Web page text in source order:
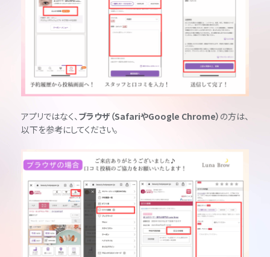
アプリではなく、ブラウザ（SafariやGoogle Chrome） の方は、
以下を参考にしてください。